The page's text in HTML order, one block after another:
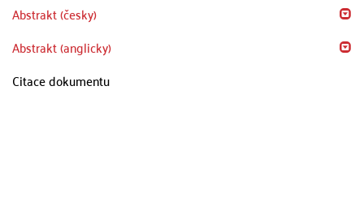
Abstrakt (česky)
Abstrakt (anglicky)
Citace dokumentu